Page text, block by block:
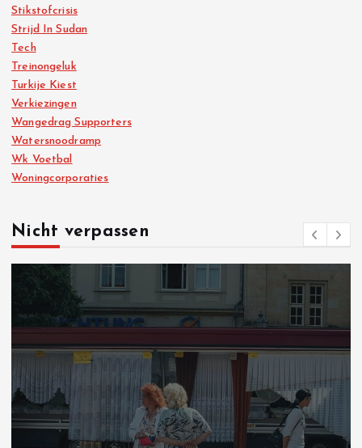
Stikstofcrisis
Strijd In Sudan
Tech
Treinongeluk
Turkije Kiest
Verkiezingen
Wangedrag Supporters
Watersnoodramp
Wk Voetbal
Woningcorporaties
Nicht verpassen